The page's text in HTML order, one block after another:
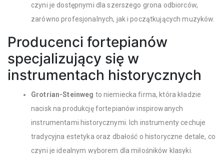
czyni je dostępnymi dla szerszego grona odbiorców,
zarówno profesjonalnych, jak i początkujących muzyków.
Producenci fortepianów
specjalizujący się w
instrumentach historycznych
Grotrian-Steinweg to niemiecka firma, która kładzie
nacisk na produkcję fortepianów inspirowanych
instrumentami historycznymi. Ich instrumenty cechuje
tradycyjna estetyka oraz dbałość o historyczne detale, co
czyni je idealnym wyborem dla miłośników klasyki.